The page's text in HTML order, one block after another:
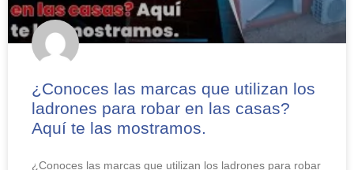
¿Conoces las marcas que utilizan los
ladrones para robar en las casas?
Aquí te las mostramos.
¿Conoces las marcas que utilizan los ladrones para robar